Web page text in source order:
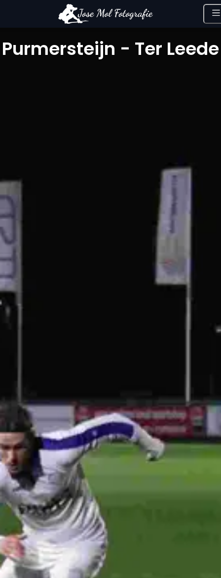
Purmersteijn - Ter Leede